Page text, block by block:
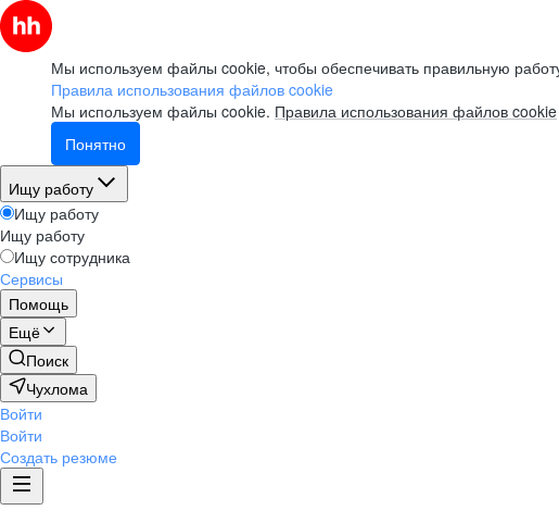
Мы используем файлы cookie, чтобы обеспечивать правильную
Правила использования файлов cookie
Мы используем файлы cookie. Правила использования файлов cookie
Понятно
Ищу работу
Ищу работу
Ищу работу
Ищу сотрудника
Сервисы
Помощь
Ещё
Поиск
Чухлома
Войти
Войти
Создать резюме